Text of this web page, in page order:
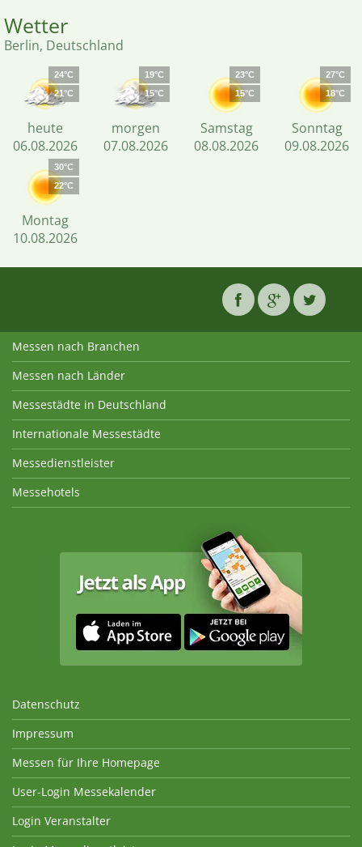
Wetter
Berlin, Deutschland
24°C
21°C
heute
06.08.2026
19°C
15°C
morgen
07.08.2026
23°C
15°C
Samstag
08.08.2026
27°C
18°C
Sonntag
09.08.2026
30°C
22°C
Montag
10.08.2026
Messen nach Branchen
Messen nach Länder
Messestädte in Deutschland
Internationale Messestädte
Messedienstleister
Messehotels
Datenschutz
Impressum
Messen für Ihre Homepage
User-Login Messekalender
Login Veranstalter